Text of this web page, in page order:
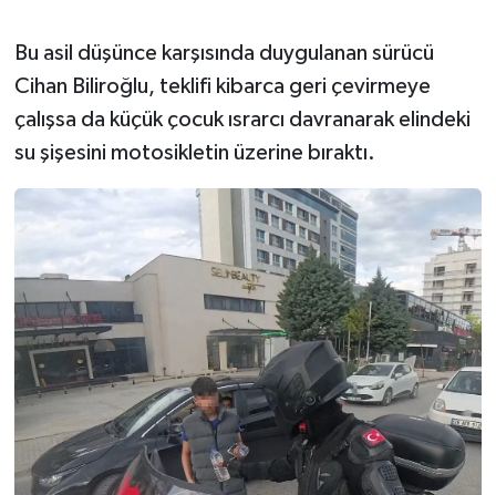
Bu asil düşünce karşısında duygulanan sürücü
Cihan Biliroğlu, teklifi kibarca geri çevirmeye
çalışsa da küçük çocuk ısrarcı davranarak elindeki
su şişesini motosikletin üzerine bıraktı.